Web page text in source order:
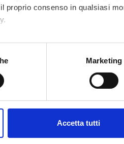
proprio consenso in qualsiasi
di qualche metro,
cookie.
Marketing
Accetta tutti